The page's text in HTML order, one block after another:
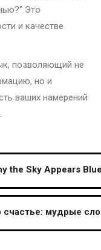
Это
и качестве
позволяющий не
но и
ваших намерений
the Sky Appears
мудрые